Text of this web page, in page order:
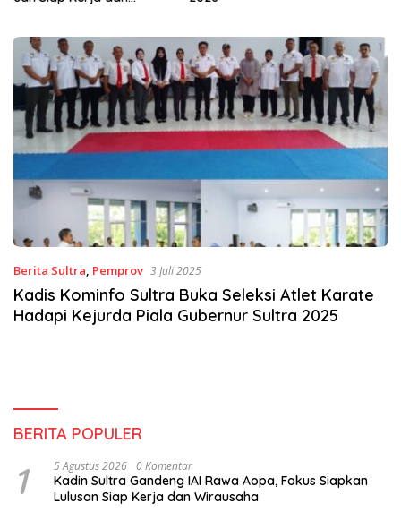
Berita Sultra, Pemprov 3 Juli 2025
Kadis Kominfo Sultra Buka Seleksi Atlet Karate
Hadapi Kejurda Piala Gubernur Sultra 2025
BERITA POPULER
1 5 Agustus 2026 0 Komentar
Kadin Sultra Gandeng IAI Rawa Aopa, Fokus Siapkan
Lulusan Siap Kerja dan Wirausaha